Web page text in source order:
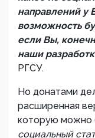
направлений у
возможность
если Вы,
наши
РГСУ.
Но донатами
расширенная
которую можно
социальный